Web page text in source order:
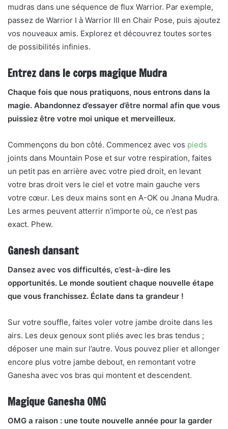
mudras dans une séquence de flux Warrior. Par exemple,
passez de Warrior I à Warrior III en Chair Pose, puis ajoutez
vos nouveaux amis. Explorez et découvrez toutes sortes
de possibilités infinies.
Entrez dans le corps magique Mudra
Chaque fois que nous pratiquons, nous entrons dans la
magie. Abandonnez d’essayer d’être normal afin que vous
puissiez être votre moi unique et merveilleux.
Commençons du bon côté. Commencez avec vos pieds
joints dans Mountain Pose et sur votre respiration, faites
un petit pas en arrière avec votre pied droit, en levant
votre bras droit vers le ciel et votre main gauche vers
votre cœur. Les deux mains sont en A-OK ou Jnana Mudra.
Les armes peuvent atterrir n’importe où, ce n’est pas
exact. Phew.
Ganesh dansant
Dansez avec vos difficultés, c’est-à-dire les
opportunités. Le monde soutient chaque nouvelle étape
que vous franchissez. Éclate dans ta grandeur !
Sur votre souffle, faites voler votre jambe droite dans les
airs. Les deux genoux sont pliés avec les bras tendus ;
déposer une main sur l’autre. Vous pouvez plier et allonger
encore plus votre jambe debout, en remontant votre
Ganesha avec vos bras qui montent et descendent.
Magique Ganesha OMG
OMG a raison : une toute nouvelle année pour la garder